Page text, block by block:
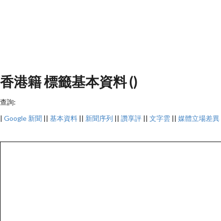
香港籍 標籤基本資料 ()
查詢:
| Google 新聞 || 基本資料 || 新聞序列 || 讚享評 || 文字雲 || 媒體立場差異